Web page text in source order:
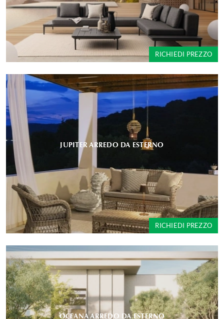
RICHIEDI PREZZO
JUPITER ARREDO DA ESTERNO
RICHIEDI PREZZO
OCEANA ARREDO DA ESTERNO